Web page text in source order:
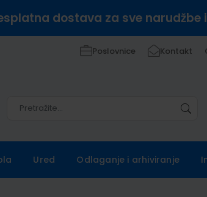
dostava za sve narudžbe
Poslovnice Kontakt
Ured Odlaganje i arhiviranje